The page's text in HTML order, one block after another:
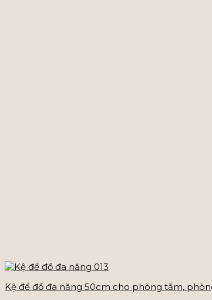
Kệ để đồ đa năng 50cm cho phòng tắm,